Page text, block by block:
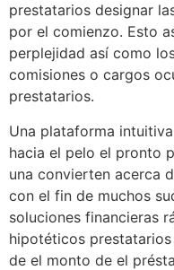
prestatarios designar
por el comienzo. Esto
perplejidad así­ como
comisiones o cargos
prestatarios.
Una plataforma
hacia el pelo el pronto
una convierten acerca
con el fin de muchos
soluciones financieras
hipotéticos
de el monto de el